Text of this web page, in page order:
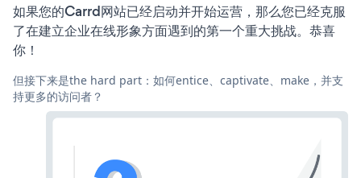
如果您的Carrd网站已经启动并开始运营，那么您已经克服
了在建立企业在线形象方面遇到的第一个重大挑战。恭喜
你！
但接下来是the hard part：如何entice、captivate、make，并支
持更多的访问者？